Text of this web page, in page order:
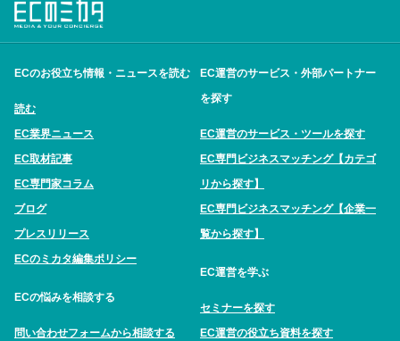
ECのお役立ち情報・ニュースを読む
読む
EC業界ニュース
EC取材記事
EC専門家コラム
ブログ
プレスリリース
ECのミカタ編集ポリシー
ECの悩みを相談する
問い合わせフォームから相談する
EC運営のサービス・外部パートナー
を探す
EC運営のサービス・ツールを探す
EC専門ビジネスマッチング【カテゴ
リから探す】
EC専門ビジネスマッチング【企業一
覧から探す】
EC運営を学ぶ
セミナーを探す
EC運営の役立ち資料を探す